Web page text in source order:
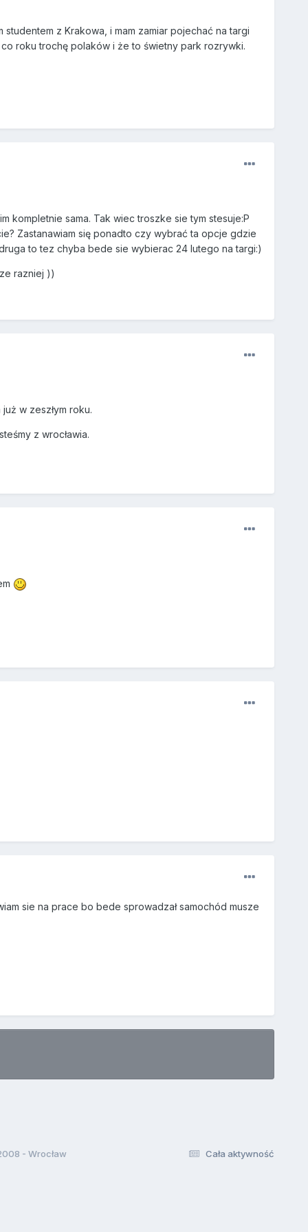
z Krakowa, i mam zamiar pojechać na targi
co roku trochę polaków i że to świetny park rozrywki.
kompletnie sama. Tak wiec troszke sie tym stesuje:P
Zastanawiam się ponadto czy wybrać ta opcje gdzie
to tez chyba bede sie wybierac 24 lutego na targi:)
razniej ))
w zeszłym roku.
z wrocławia.
sie na prace bo bede sprowadzał samochód musze
Cała aktywność
- Wrocław